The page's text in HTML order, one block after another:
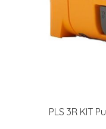
PLS 3R KIT